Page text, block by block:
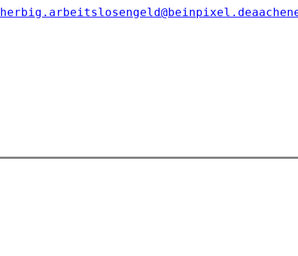
herbig.arbeitslosengeld@beinpixel.de